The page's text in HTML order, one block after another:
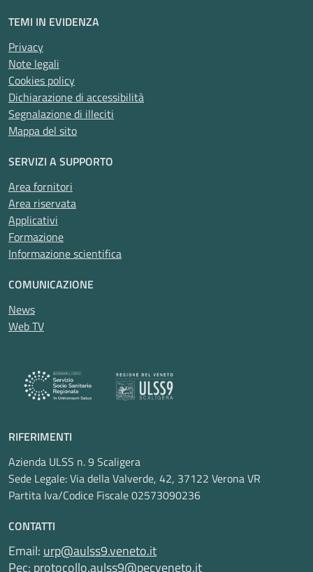
TEMI IN EVIDENZA
Privacy
Note legali
Cookies policy
Dichiarazione di accessibilità
Segnalazione di illeciti
Mappa del sito
SERVIZI A SUPPORTO
Area fornitori
Area riservata
Applicativi
Formazione
Informazione scientifica
COMUNICAZIONE
News
Web TV
RIFERIMENTI
Azienda ULSS n. 9 Scaligera
Sede Legale: Via della Valverde, 42, 37122 Verona VR
Partita Iva/Codice Fiscale 02573090236
CONTATTI
Email: urp@aulss9.veneto.it
Pec: protocollo.aulss9@pecveneto.it